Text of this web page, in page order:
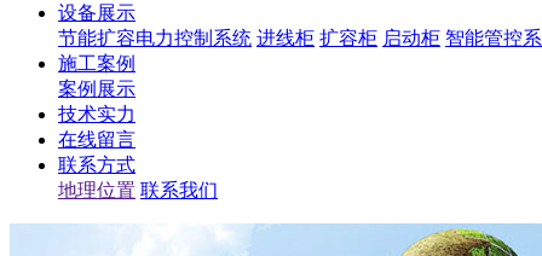
设备展示
节能扩容电力控制系统 进线柜 扩容柜 启动柜 智能管控
施工案例
案例展示
技术实力
在线留言
联系方式
地理位置 联系我们